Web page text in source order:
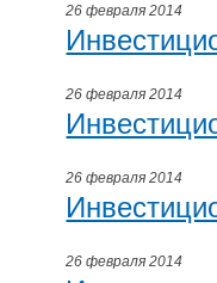
26 февраля 2014
26 февраля 2014
26 февраля 2014
26 февраля 2014